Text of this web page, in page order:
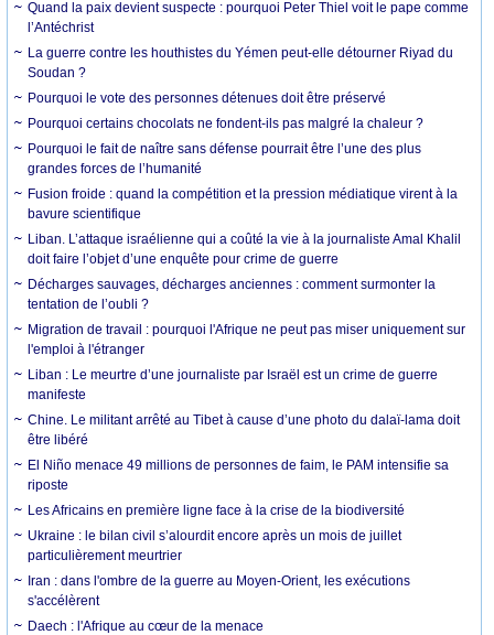
Quand la paix devient suspecte : pourquoi Peter Thiel voit le pape comme
l’Antéchrist
La guerre contre les houthistes du Yémen peut-elle détourner Riyad du
Soudan ?
Pourquoi le vote des personnes détenues doit être préservé
Pourquoi certains chocolats ne fondent-ils pas malgré la chaleur ?
Pourquoi le fait de naître sans défense pourrait être l’une des plus
grandes forces de l’humanité
Fusion froide : quand la compétition et la pression médiatique virent à la
bavure scientifique
Liban. L’attaque israélienne qui a coûté la vie à la journaliste Amal Khalil
doit faire l’objet d’une enquête pour crime de guerre
Décharges sauvages, décharges anciennes : comment surmonter la
tentation de l’oubli ?
Migration de travail : pourquoi l'Afrique ne peut pas miser uniquement sur
l'emploi à l'étranger
Liban : Le meurtre d’une journaliste par Israël est un crime de guerre
manifeste
Chine. Le militant arrêté au Tibet à cause d’une photo du dalaï-lama doit
être libéré
El Niño menace 49 millions de personnes de faim, le PAM intensifie sa
riposte
Les Africains en première ligne face à la crise de la biodiversité
Ukraine : le bilan civil s’alourdit encore après un mois de juillet
particulièrement meurtrier
Iran : dans l'ombre de la guerre au Moyen-Orient, les exécutions
s'accélèrent
Daech : l'Afrique au cœur de la menace